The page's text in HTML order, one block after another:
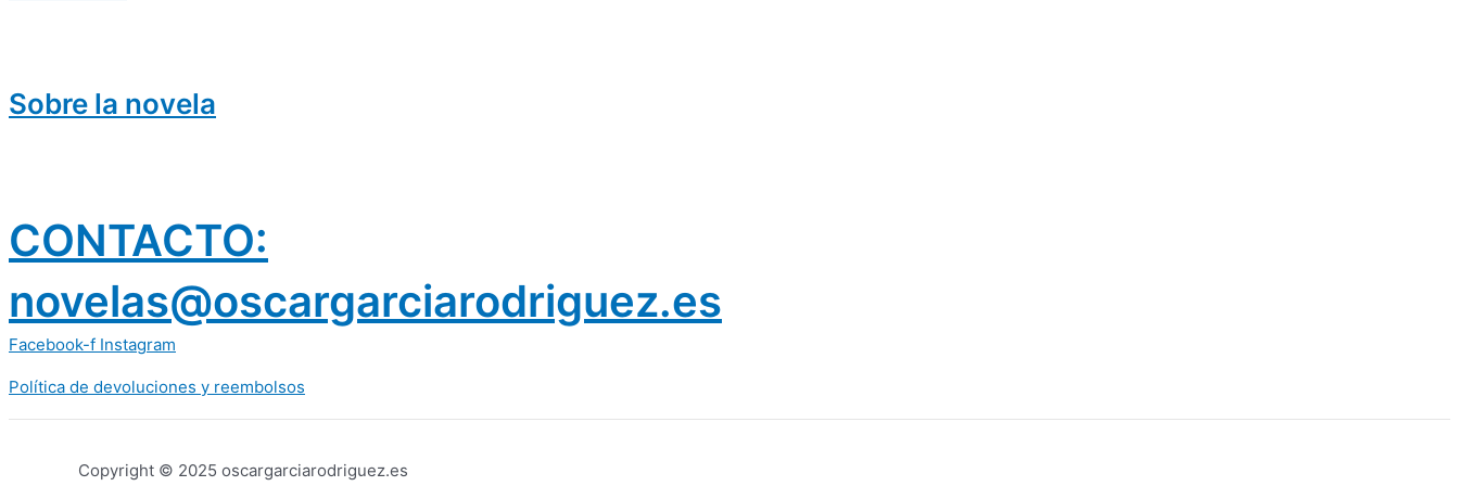
Sobre la novela
CONTACTO:
novelas@oscargarciarodriguez.es
Facebook-f Instagram
Política de devoluciones y reembolsos
Copyright © 2025 oscargarciarodriguez.es